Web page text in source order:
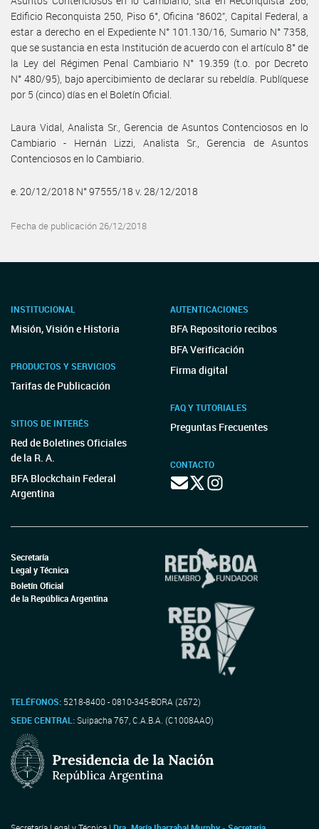
Edificio Reconquista 250, Piso 6°, Oficina “8602”, Capital Federal, a
estar a derecho en el Expediente N° 101.130/16, Sumario N° 7358,
que se sustancia en esta Institución de acuerdo con el artículo 8° de
la Ley del Régimen Penal Cambiario N° 19.359 (t.o. por Decreto
N° 480/95), bajo apercibimiento de declarar su rebeldía. Publíquese
por 5 (cinco) días en el Boletín Oficial.
Laura Vidal, Analista Sr., Gerencia de Asuntos Contenciosos en lo
Cambiario - Hernán Lizzi, Analista Sr., Gerencia de Asuntos
Contenciosos en lo Cambiario.
e. 20/12/2018 N° 97555/18 v. 28/12/2018
Fecha de publicación 26/12/2018
INSTITUCIONAL
Misión, Visión e Historia
PRODUCTOS Y SERVICIOS
Tarifas de Publicación
SITIOS DE INTERÉS
Red de Boletines Oficiales
de la R. A.
BFA Blockchain Federal
Argentina
AUTENTICACIONES
BFA Repositorio recibos
BFA Verificación
Firma digital
FAQ Y TUTORIALES
Preguntas Frecuentes
CONTACTO
Secretaría
Legal y Técnica
Boletín Oficial
de la República Argentina
TELÉFONOS: 5218-8400 - 0810-345-BORA (2672)
SEDE CENTRAL:Suipacha 767, C.A.B.A. (C1008AAO)